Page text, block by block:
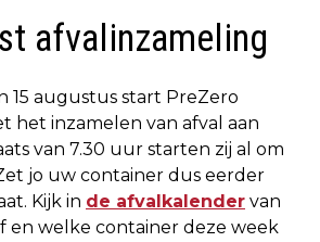
afvalinzameling
15 augustus start PreZero
het inzamelen van afval aan
van 7.30 uur starten zij al om
jo uw container dus eerder
Kijk in de afvalkalender van
en welke container deze week